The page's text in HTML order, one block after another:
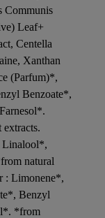
Communis
Leaf+
Centella
Xanthan
(Parfum)*,
Benzoate*,
extracts.
Linalool*,
natural
: Limonene*,
Benzyl
*from